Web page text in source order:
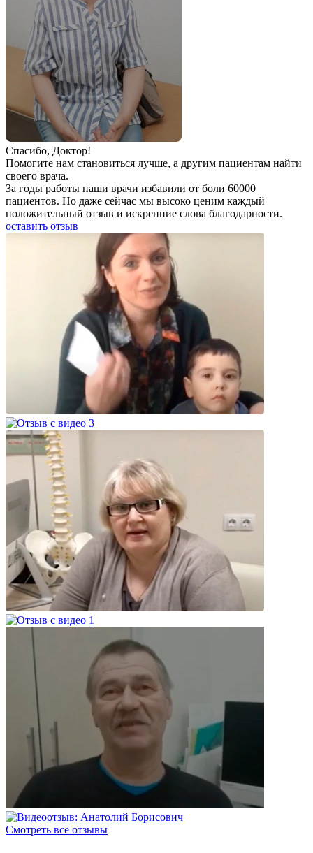
Спаcибо, Доктор!
Помогите нам становиться лучше, а другим пациентам найти
своего врача.
За годы работы наши врачи избавили от боли 60000
пациентов. Но даже сейчас мы высоко ценим каждый
положительный отзыв и искренние слова благодарности.
оставить отзыв
Смотреть все отзывы